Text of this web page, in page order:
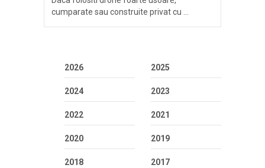
cumparate sau construite privat cu …
2026 2025
2024 2023
2022 2021
2020 2019
2018 2017